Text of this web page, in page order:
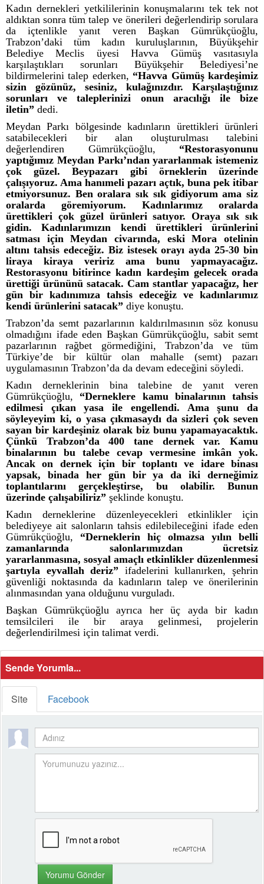
Kadın dernekleri yetkililerinin konuşmalarını tek tek not
aldıktan sonra tüm talep ve önerileri değerlendirip sorulara
da içtenlikle yanıt veren Başkan Gümrükçüoğlu,
Trabzon’daki tüm kadın kuruluşlarının, Büyükşehir
Belediye Meclis üyesi Havva Gümüş vasıtasıyla
karşılaştıkları sorunları Büyükşehir Belediyesi’ne
bildirmelerini talep ederken, “Havva Gümüş kardeşimiz
sizin gözünüz, sesiniz, kulağınızdır. Karşılaştığınız
sorunları ve taleplerinizi onun aracılığı ile bize
iletin” dedi.
Meydan Parkı bölgesinde kadınların ürettikleri ürünleri
satabilecekleri bir alan oluşturulması talebini
değerlendiren Gümrükçüoğlu, “Restorasyonunu
yaptığımız Meydan Parkı’ndan yararlanmak istemeniz
çok güzel. Beypazarı gibi örneklerin üzerinde
çalışıyoruz. Ama hanımeli pazarı açtık, buna pek itibar
etmiyorsunuz. Ben oralara sık sık gidiyorum ama siz
oralarda göremiyorum. Kadınlarımız oralarda
ürettikleri çok güzel ürünleri satıyor. Oraya sık sık
gidin. Kadınlarımızın kendi ürettikleri ürünlerini
satması için Meydan civarında, eski Mora otelinin
altını tahsis edeceğiz. Biz istesek orayı ayda 25-30 bin
liraya kiraya veririz ama bunu yapmayacağız.
Restorasyonu bitirince kadın kardeşim gelecek orada
ürettiği ürününü satacak. Cam stantlar yapacağız, her
gün bir kadınımıza tahsis edeceğiz ve kadınlarımız
kendi ürünlerini satacak” diye konuştu.
Trabzon’da semt pazarlarının kaldırılmasının söz konusu
olmadığını ifade eden Başkan Gümrükçüoğlu, sabit semt
pazarlarının rağbet görmediğini, Trabzon’da ve tüm
Türkiye’de bir kültür olan mahalle (semt) pazarı
uygulamasının Trabzon’da da devam edeceğini söyledi.
Kadın derneklerinin bina talebine de yanıt veren
Gümrükçüoğlu, “Derneklere kamu binalarının tahsis
edilmesi çıkan yasa ile engellendi. Ama şunu da
söyleyeyim ki, o yasa çıkmasaydı da sizleri çok seven
sayan bir kardeşiniz olarak biz bunu yapamayacaktık.
Çünkü Trabzon’da 400 tane dernek var. Kamu
binalarının bu talebe cevap vermesine imkân yok.
Ancak on dernek için bir toplantı ve idare binası
yapsak, binada her gün bir ya da iki derneğimiz
toplantılarını gerçekleştirse, bu olabilir. Bunun
üzerinde çalışabiliriz” şeklinde konuştu.
Kadın derneklerine düzenleyecekleri etkinlikler için
belediyeye ait salonların tahsis edilebileceğini ifade eden
Gümrükçüoğlu, “Derneklerin hiç olmazsa yılın belli
zamanlarında salonlarımızdan ücretsiz
yararlanmasına, sosyal amaçlı etkinlikler düzenlenmesi
şartıyla eyvallah deriz” ifadelerini kullanırken, şehrin
güvenliği noktasında da kadınların talep ve önerilerinin
alınmasından yana olduğunu vurguladı.
Başkan Gümrükçüoğlu ayrıca her üç ayda bir kadın
temsilcileri ile bir araya gelinmesi, projelerin
değerlendirilmesi için talimat verdi.
Sende Yorumla...
Site Facebook